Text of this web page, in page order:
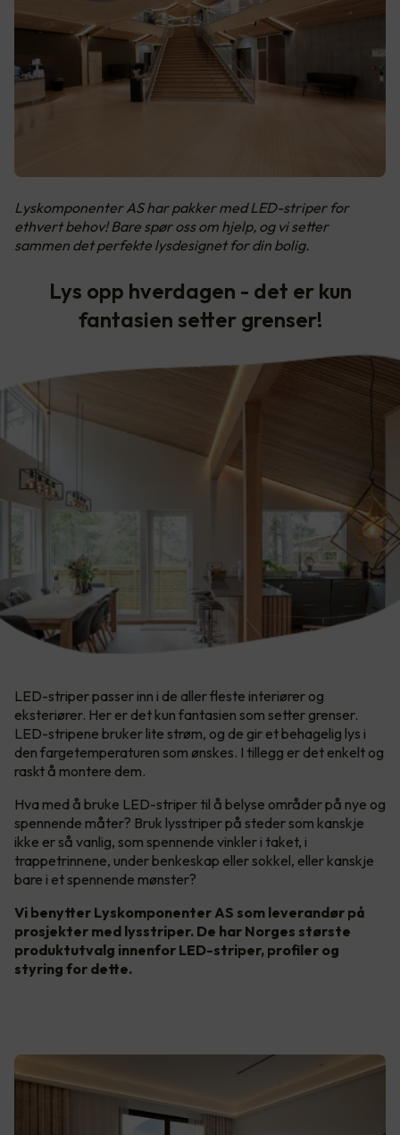
Lyskomponenter AS har pakker med LED-striper for
ethvert behov! Bare spør oss om hjelp, og vi setter
sammen det perfekte lysdesignet for din bolig.
Lys opp hverdagen - det er kun
fantasien setter grenser!
LED-striper passer inn i de aller fleste interiører og
eksteriører. Her er det kun fantasien som setter grenser.​
LED-stripene bruker lite strøm, og de gir et behagelig lys i
den fargetemperaturen som ønskes. I tillegg er det enkelt og
raskt å montere dem.​
Hva med å bruke LED-striper til å belyse områder på nye og
spennende måter? Bruk lysstriper på steder som kanskje
ikke er så vanlig, som spennende vinkler i taket, i
trappetrinnene, under benkeskap eller sokkel, eller kanskje
bare i et spennende mønster?
Vi benytter Lyskomponenter AS som leverandør på
prosjekter med lysstriper. De har Norges største
produktutvalg innenfor LED-striper, profiler og
styring for dette.